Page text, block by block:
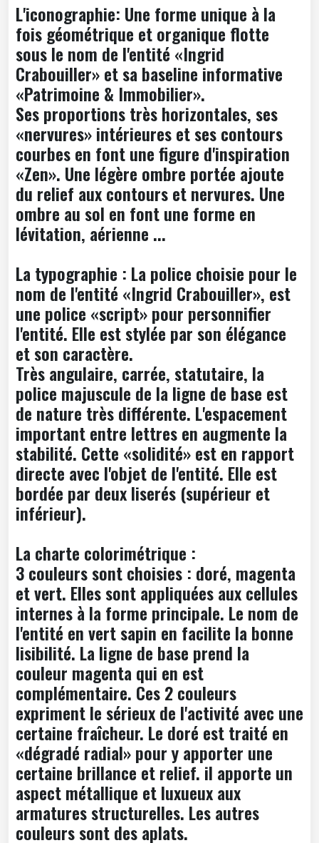
L'iconographie: Une forme unique à la
fois géométrique et organique flotte
sous le nom de l'entité «Ingrid
Crabouiller» et sa baseline informative
«Patrimoine & Immobilier».
Ses proportions très horizontales, ses
«nervures» intérieures et ses contours
courbes en font une figure d'inspiration
«Zen». Une légère ombre portée ajoute
du relief aux contours et nervures. Une
ombre au sol en font une forme en
lévitation, aérienne ...
La typographie : La police choisie pour le
nom de l'entité «Ingrid Crabouiller», est
une police «script» pour personnifier
l'entité. Elle est stylée par son élégance
et son caractère.
Très angulaire, carrée, statutaire, la
police majuscule de la ligne de base est
de nature très différente. L'espacement
important entre lettres en augmente la
stabilité. Cette «solidité» est en rapport
directe avec l'objet de l'entité. Elle est
bordée par deux liserés (supérieur et
inférieur).
La charte colorimétrique :
3 couleurs sont choisies : doré, magenta
et vert. Elles sont appliquées aux cellules
internes à la forme principale. Le nom de
l'entité en vert sapin en facilite la bonne
lisibilité. La ligne de base prend la
couleur magenta qui en est
complémentaire. Ces 2 couleurs
expriment le sérieux de l'activité avec une
certaine fraîcheur. Le doré est traité en
«dégradé radial» pour y apporter une
certaine brillance et relief. il apporte un
aspect métallique et luxueux aux
armatures structurelles. Les autres
couleurs sont des aplats.